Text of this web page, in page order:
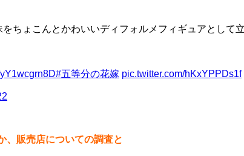
をちょこんとかわいいディフォルメフィギュアとして
#五等分の花嫁 pic.twitter.com/hKxYPPDs1f
、販売店についての調査と